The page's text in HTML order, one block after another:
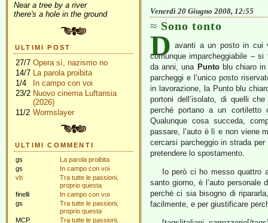
Near a tree by a river
there's a hole in the ground
ULTIMI POST
27/7 Opera sì, nazismo no
14/7 La parola proibita
1/4
In campo con voi
23/2 Nuovo cinema Luftansia
(2026)
11/2 Wormslayer
ULTIMI COMMENTI
gs
La parola proibita
gs
In campo con voi
vb
Tra tutte le passioni,
proprio questa
finelli
In campo con voi
gs
Tra tutte le passioni,
proprio questa
MCP
Tra tutte le passioni,
Venerdì 20 Giugno 2008, 12:55
Sono tonto
D avanti a un posto in cui
comunque imparcheggiabile –
da anni, una Puntoblu chiaro in
parcheggi e l’unico posto
in lavorazione, la Punto blu
portoni dell’isolato, di quelli
perché portano a un cortiletto
Qualunque cosa succeda,
passare, l’auto è lì e non viene
cercarsi parcheggio in strada
pretendere lo spostamento.
Io però ci ho messo
santo giorno, è l’auto
perché ci sia bisogno di
facilmente, e per giustificare